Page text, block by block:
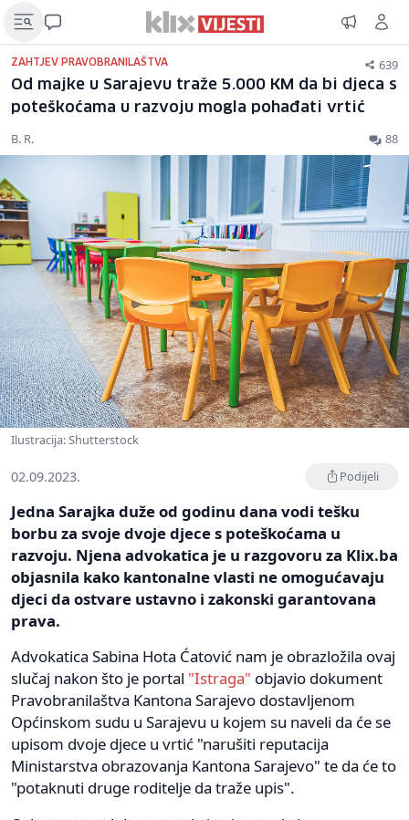
ZAHTJEV PRAVOBRANILAŠTVA 639
Od majke u Sarajevu traže 5.000 KM da bi djeca s
poteškoćama u razvoju mogla pohađati vrtić
B. R. 88
Ilustracija: Shutterstock
02.09.2023. Podijeli
Jedna Sarajka duže od godinu dana vodi tešku
borbu za svoje dvoje djece s poteškoćama u
razvoju. Njena advokatica je u razgovoru za Klix.ba
objasnila kako kantonalne vlasti ne omogućavaju
djeci da ostvare ustavno i zakonski garantovana
prava.
Advokatica Sabina Hota Ćatović nam je obrazložila ovaj
slučaj nakon što je portal "Istraga" objavio dokument
Pravobranilaštva Kantona Sarajevo dostavljenom
Općinskom sudu u Sarajevu u kojem su naveli da će se
upisom dvoje djece u vrtić "narušiti reputacija
Ministarstva obrazovanja Kantona Sarajevo" te da će to
"potaknuti druge roditelje da traže upis".